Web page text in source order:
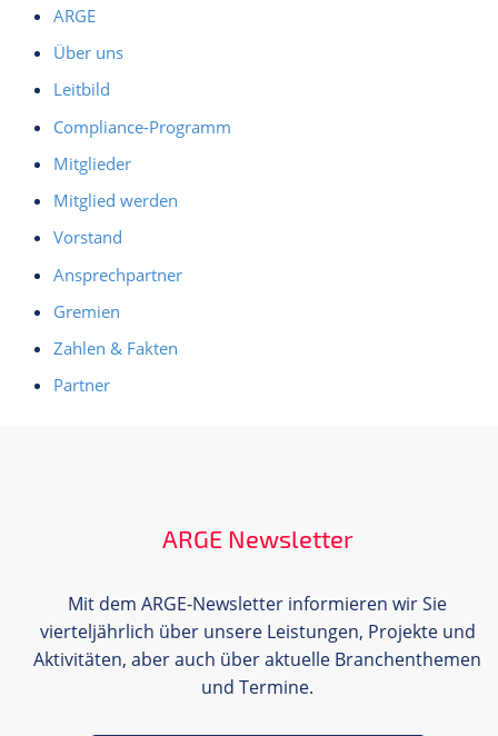
ARGE
Über uns
Leitbild
Compliance-Programm
Mitglieder
Mitglied werden
Vorstand
Ansprechpartner
Gremien
Zahlen & Fakten
Partner
ARGE Newsletter
Mit dem ARGE-Newsletter informieren wir Sie
vierteljährlich über unsere Leistungen, Projekte und
Aktivitäten, aber auch über aktuelle Branchenthemen
und Termine.